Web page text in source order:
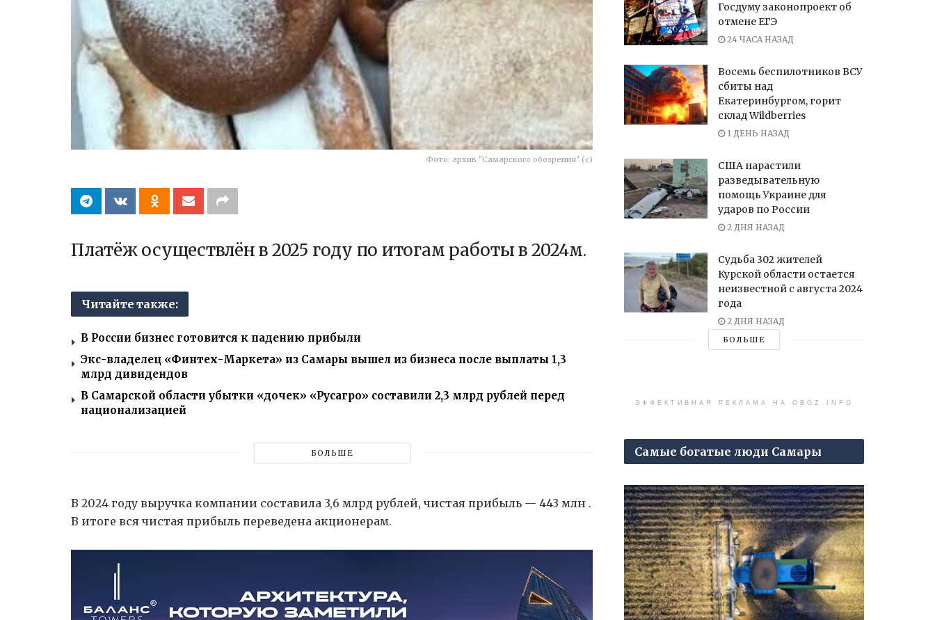
Фото: архив "Самарского обозрения" (с)
Платёж осуществлён в 2025 году по итогам работы в 2024м.
Читайте также:
В России бизнес готовится к падению прибыли
Экс-владелец «Финтех-Маркета» из Самары вышел из бизнеса после выплаты 1,3
млрд дивидендов
В Самарской области убытки «дочек» «Русагро» составили 2,3 млрд рублей перед
национализацией
БОЛЬШЕ
В 2024 году выручка компании составила 3,6 млрд рублей, чистая прибыль — 443 млн .
В итоге вся чистая прибыль переведена акционерам.
Госдуму законопроект об
отмене ЕГЭ
24 ЧАСА НАЗАД
Восемь беспилотников ВСУ
сбиты над
Екатеринбургом, горит
склад Wildberries
1 ДЕНЬ НАЗАД
США нарастили
разведывательную
помощь Украине для
ударов по России
2 ДНЯ НАЗАД
Судьба 302 жителей
Курской области остается
неизвестной с августа 2024
года
2 ДНЯ НАЗАД
БОЛЬШЕ
ЭФФЕКТИВНАЯ РЕКЛАМА НА OBOZ.INFO
Самые богатые люди Самары